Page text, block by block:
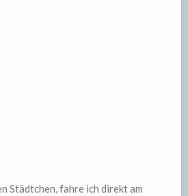
Städtchen, fahre ich direkt am